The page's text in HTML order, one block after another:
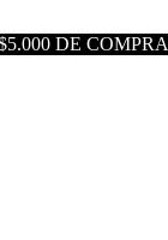
DE COMPRA